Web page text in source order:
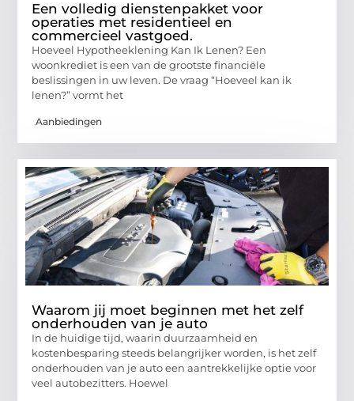
Een volledig dienstenpakket voor
operaties met residentieel en
commercieel vastgoed.
Hoeveel Hypotheeklening Kan Ik Lenen? Een
woonkrediet is een van de grootste financiële
beslissingen in uw leven. De vraag “Hoeveel kan ik
lenen?” vormt het
Aanbiedingen
Waarom jij moet beginnen met het zelf
onderhouden van je auto
In de huidige tijd, waarin duurzaamheid en
kostenbesparing steeds belangrijker worden, is het zelf
onderhouden van je auto een aantrekkelijke optie voor
veel autobezitters. Hoewel